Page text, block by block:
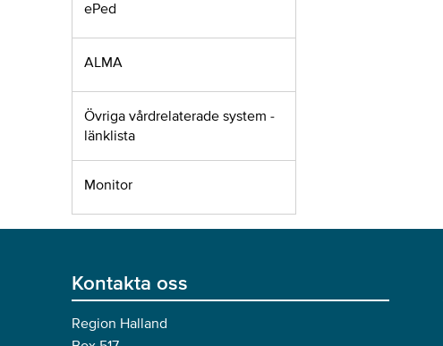
ePed
ALMA
Övriga vårdrelaterade system -
länklista
Monitor
Kontakta oss
Region Halland